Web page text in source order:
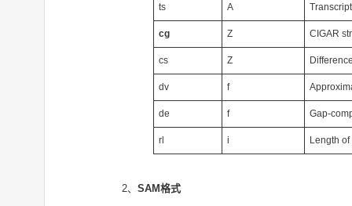
ts A
cg Z CIGAR
cs Z
dv f
de f Gap-
rl i Length
2、 SAM格式